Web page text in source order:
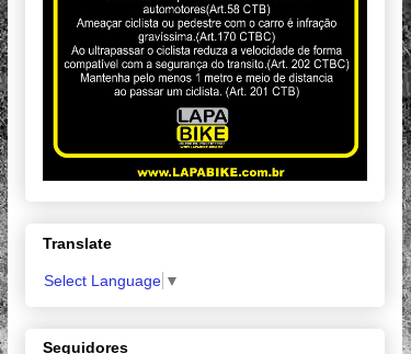
Translate
Select Language ▼
Seguidores